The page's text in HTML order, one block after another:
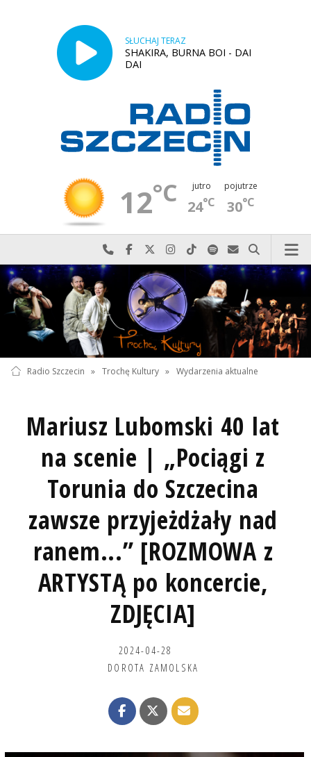
SŁUCHAJ TERAZ
SHAKIRA, BURNA BOI - DAI
DAI
12°C jutro
24°C
pojutrze
30°C
Najlepiej po prostu do nas zadzwoń
Odwiedź nas na Facebook-u
Odwiedź nas na X
Odwiedź nas na Instagram-ie
Odwiedź nas na TikTok-u
Szukaj nas na Spotify
Wyślij do nas
Szukaj
Radio Szczecin » Trochę Kultury » Wydarzenia aktualne
Mariusz Lubomski 40 lat
na scenie | „Pociągi z
Torunia do Szczecina
zawsze przyjeżdżały nad
ranem...” [ROZMOWA z
ARTYSTĄ po koncercie,
ZDJĘCIA]
2024-04-28
DOROTA ZAMOLSKA